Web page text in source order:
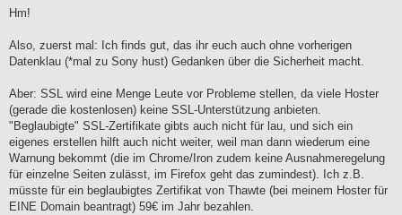
g
e
s
e
r
B
e
i
t
r
a
g
Hm!
Also, zuerst mal: Ich finds gut, das ihr euch auch ohne vorherigen
Datenklau (*mal zu Sony hust) Gedanken über die Sicherheit macht.
Aber: SSL wird eine Menge Leute vor Probleme stellen, da viele Hoster
(gerade die kostenlosen) keine SSL-Unterstützung anbieten.
"Beglaubigte" SSL-Zertifikate gibts auch nicht für lau, und sich ein
eigenes erstellen hilft auch nicht weiter, weil man dann wiederum eine
Warnung bekommt (die im Chrome/Iron zudem keine Ausnahmeregelung
für einzelne Seiten zulässt, im Firefox geht das zumindest). Ich z.B.
müsste für ein beglaubigtes Zertifikat von Thawte (bei meinem Hoster für
EINE Domain beantragt) 59€ im Jahr bezahlen.